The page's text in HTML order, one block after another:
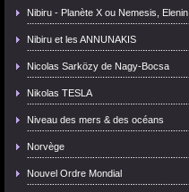
Nibiru - Planète X ou Nemesis, Elenin
Nibiru et les ANNUNAKIS
Nicolas Sarközy de Nagy-Bocsa
Nikolas TESLA
Niveau des mers & des océans
Norvège
Nouvel Ordre Mondial